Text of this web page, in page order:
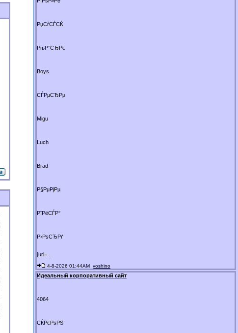
РџСѓСЃСЌ
РњР°СЂРє
Boys
СЃРµСЂРµ
Migu
Luch
Brad
Р§РµРјРµ
РїРёСЃР°
Р›РѕСЂРґ
[url=...
4-8-2026 01:44AM yoshino
Идеальный корпоративный сайт
4064
СЌРєРѕРЅ